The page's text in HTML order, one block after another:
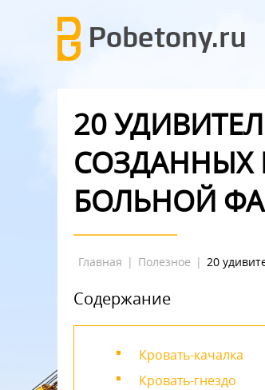
20
БОЛЬНОЙ
Главная | Полезное | 20
Содержание
Кровать-качалка
Кровать-гнездо